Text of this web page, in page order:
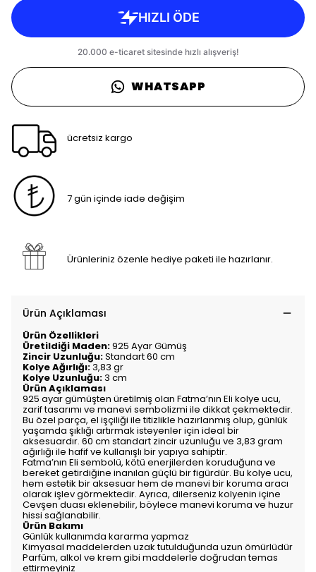
WHATSAPP
ücretsiz kargo
7 gün içinde iade değişim
Ürünleriniz özenle hediye paketi ile hazırlanır.
Ürün Açıklaması
Ürün Özellikleri
Üretildiği Maden:925 Ayar Gümüş
Zincir Uzunluğu:Standart 60 cm
Kolye Ağırlığı:3,83 gr
Kolye Uzunluğu:3 cm
Ürün Açıklaması
925 ayar gümüşten üretilmiş olan Fatma’nın Eli kolye ucu,
zarif tasarımı ve manevi sembolizmi ile dikkat çekmektedir.
Bu özel parça, el işçiliği ile titizlikle hazırlanmış olup, günlük
yaşamda şıklığı artırmak isteyenler için ideal bir
aksesuardır. 60 cm standart zincir uzunluğu ve 3,83 gram
ağırlığı ile hafif ve kullanışlı bir yapıya sahiptir.
Fatma’nın Eli sembolü, kötü enerjilerden koruduğuna ve
bereket getirdiğine inanılan güçlü bir figürdür. Bu kolye ucu,
hem estetik bir aksesuar hem de manevi bir koruma aracı
olarak işlev görmektedir. Ayrıca, dilerseniz kolyenin içine
Cevşen duası eklenebilir, böylece manevi koruma ve huzur
hissi sağlanabilir.
Ürün Bakımı
Günlük kullanımda kararma yapmaz
Kimyasal maddelerden uzak tutulduğunda uzun ömürlüdür
Parfüm, alkol ve krem gibi maddelerle doğrudan temas
ettirmeyiniz